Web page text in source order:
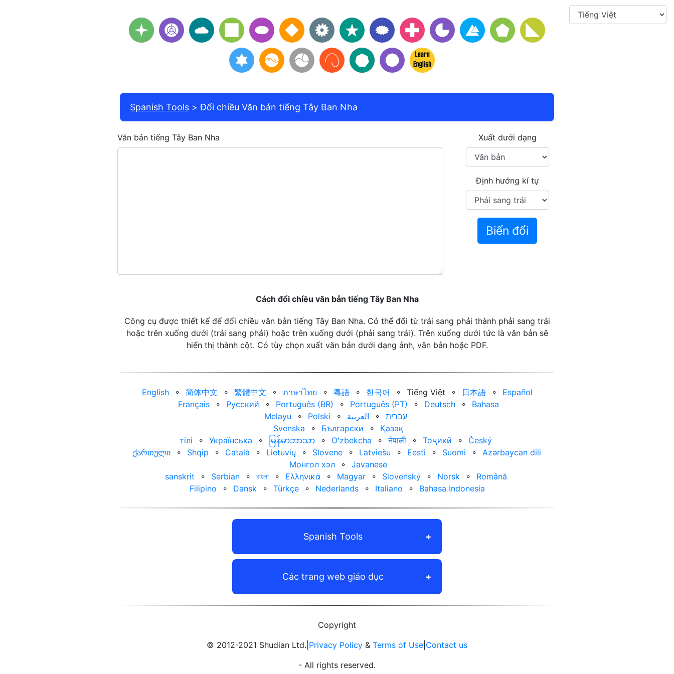
Spanish Tools Đổi chiều Văn bản tiếng Tây Ban Nha
Văn bản tiếng Tây Ban Nha Xuất dưới dạng
Định hướng kí tự
Biến đổi
Cách đổi chiều văn bản tiếng Tây Ban Nha
Công cụ được thiết kế để đổi chiều văn bản tiếng Tây Ban Nha. Có thể đổi từ trái sang phải thành phải sang trái
hoặc trên xuống dưới (trái sang phải) hoặc trên xuống dưới (phải sang trái). Trên xuống dưới tức là văn bản sẽ
hiển thị thành cột. Có tùy chọn xuất văn bản dưới dạng ảnh, văn bản hoặc PDF.
English ⚬ 简体中文 ⚬ 繁體中文 ⚬ ภาษาไทย ⚬ 粵語 ⚬ 한국어 ⚬ Tiếng Việt ⚬ 日本語 ⚬
Español
Français
⚬ Русский ⚬ Português (BR) ⚬ Português (PT) ⚬ Deutsch ⚬
Bahasa
Melayu
⚬ Polski ⚬ العربية‏ ⚬
עברית‏
Svenska
⚬ Български ⚬
Қазақ
тілі
⚬ Українська ⚬ မြန်မာဘာသာ ⚬ Oʻzbekcha ⚬ नेपाली ⚬ Тоҷикӣ ⚬
Český
ქართული
⚬ Shqip ⚬ Català ⚬ Lietuvių ⚬ Slovene ⚬ Latviešu ⚬ Eesti ⚬ Suomi ⚬
Azərbaycan dili
Монгол хэл
⚬
Javanese
sanskrit
⚬ Serbian ⚬ বাংলা ⚬ Ελληνικά ⚬ Magyar ⚬ Slovenský ⚬ Norsk ⚬
Română
Filipino
⚬ Dansk ⚬ Türkçe ⚬ Nederlands ⚬ Italiano ⚬ Bahasa Indonesia
Spanish Tools
Các trang web giáo dục
Copyright
© 2012-2021 Shudian Ltd.| Privacy Policy & Terms of Use Contact us
- All rights reserved.